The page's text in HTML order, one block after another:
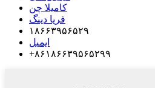
کامیلا چن
فریا دینگ
۱۸۶۶۳۹۵۶۵۲۹
ایمیل
‎+۸۶۱۸۶۶۳۹۵۶۵۲۹۹‎